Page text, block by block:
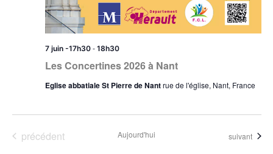
Les Concertines 2026 à Nant
7 juin -17h30- 18h30
Eglise abbatiale St Pierre de Nantrue de l'église, Nant, France
Évènements
précédent Aujourd'hui Évènements
suivant